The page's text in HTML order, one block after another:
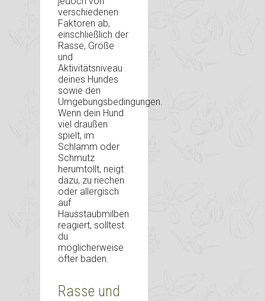
verschiedenen
Faktoren ab,
einschließlich der
Rasse, Größe
und
Aktivitätsniveau
deines Hundes
sowie den
Umgebungsbedingungen.
Wenn dein Hund
viel draußen
spielt, im
Schlamm oder
Schmutz
herumtollt, neigt
dazu, zu riechen
oder allergisch
auf
Hausstaubmilben
reagiert, solltest
du
möglicherweise
öfter baden.
Rasse und